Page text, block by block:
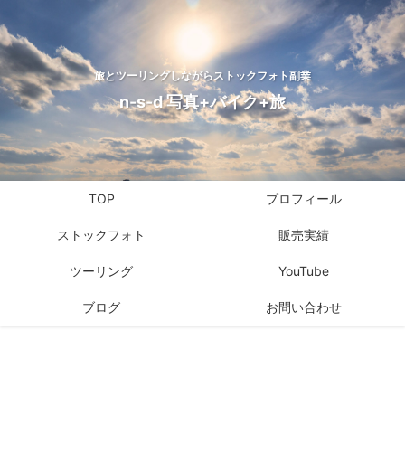
旅とツーリングしながらストックフォト副業
n-s-d 写真+バイク+旅
TOP プロフィール
ストックフォト 販売実績
ツーリング YouTube
ブログ お問い合わせ